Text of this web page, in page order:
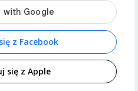
z Facebook
się z Apple